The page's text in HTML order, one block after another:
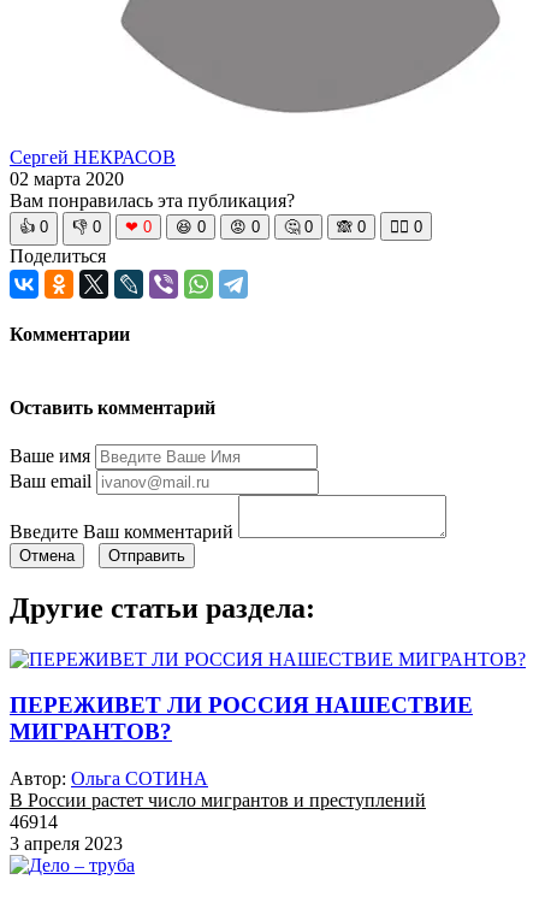
Сергей НЕКРАСОВ
02 марта 2020
Вам понравилась эта публикация?
👍 0 👎 0 ❤ 0 😆 0 😡 0 🤔 0 🙈 0 🧘‍♀️ 0
Поделиться
Комментарии
Оставить комментарий
Ваше имя
Ваш email
Введите Ваш комментарий
Отмена Отправить
Другие статьи раздела:
ПЕРЕЖИВЕТ ЛИ РОССИЯ НАШЕСТВИЕ
МИГРАНТОВ?
Автор: Ольга СОТИНА
В России растет число мигрантов и преступлений
46914
3 апреля 2023